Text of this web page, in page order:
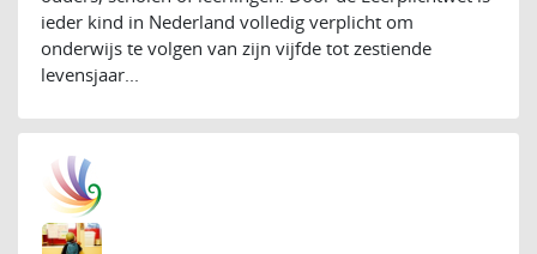
ieder kind in Nederland volledig verplicht om
onderwijs te volgen van zijn vijfde tot zestiende
levensjaar...